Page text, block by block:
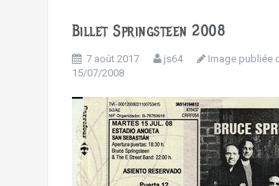
Billet Springsteen 2008
7 août 2017 js64 Image publiée
15/07/2008